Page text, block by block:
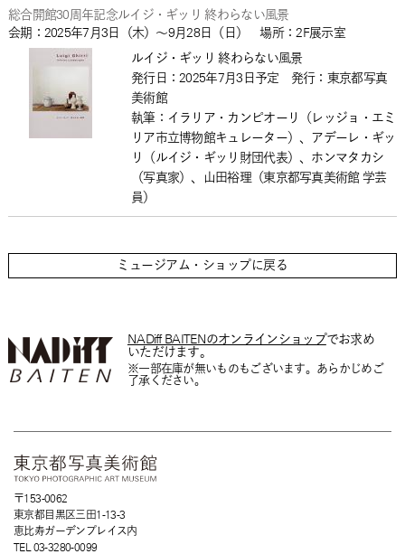
総合開館30周年記念ルイジ・ギッリ 終わらない風景
会期：2025年7月3日（木）～9月28日（日） 場所：2F展示室
ルイジ・ギッリ 終わらない風景
発行日：2025年7月3日予定 発行：東京都写真
美術館
執筆：イラリア・カンピオーリ（レッジョ・エミ
リア市立博物館キュレーター）、アデーレ・ギッ
リ（ルイジ・ギッリ財団代表）、ホンマタカシ
（写真家）、山田裕理（東京都写真美術館 学芸
員）
ミュージアム・ショップに戻る
NADiff BAITENのオンラインショップでお求め
いただけます。
※一部在庫が無いものもございます。あらかじめご
了承ください。
〒153-0062
東京都目黒区三田1-13-3
恵比寿ガーデンプレイス内
TEL 03-3280-0099